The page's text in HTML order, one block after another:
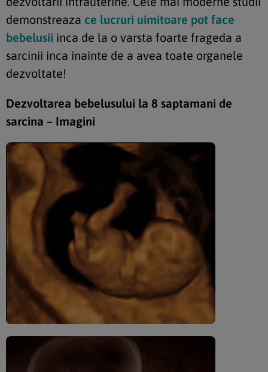
demonstreaza ce lucruri uimitoare pot face
bebelusii inca de la o varsta foarte frageda a
sarcinii inca inainte de a avea toate organele
dezvoltate!
Dezvoltarea bebelusului la 8 saptamani de
sarcina – Imagini